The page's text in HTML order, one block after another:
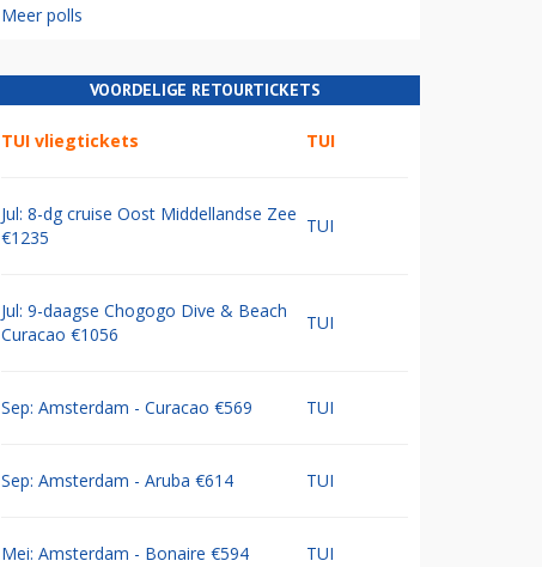
Meer polls
VOORDELIGE RETOURTICKETS
TUI vliegtickets TUI
Jul: 8-dg cruise Oost Middellandse Zee
€1235
TUI
Jul: 9-daagse Chogogo Dive & Beach
Curacao €1056
TUI
Sep: Amsterdam - Curacao €569 TUI
Sep: Amsterdam - Aruba €614 TUI
Mei: Amsterdam - Bonaire €594 TUI